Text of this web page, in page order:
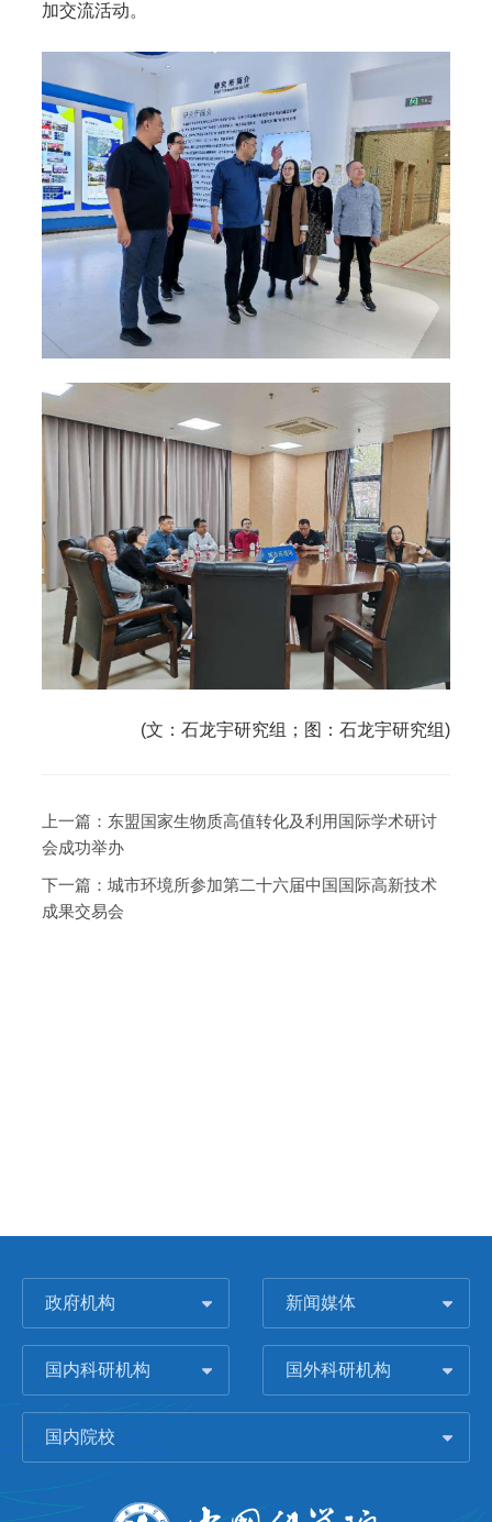
加交流活动。
(文：石龙宇研究组；图：石龙宇研究组)
上一篇： 东盟国家生物质高值转化及利用国际学术研讨
会成功举办
下一篇： 城市环境所参加第二十六届中国国际高新技术
成果交易会
政府机构 新闻媒体
国内科研机构 国外科研机构
国内院校